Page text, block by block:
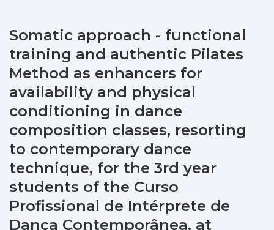
Statistics
Somatic approach - functional
training and authentic Pilates
Method as enhancers for
availability and physical
conditioning in dance
composition classes, resorting
to contemporary dance
technique, for the 3rd year
students of the Curso
Profissional de Intérprete de
Dança Contemporânea, at